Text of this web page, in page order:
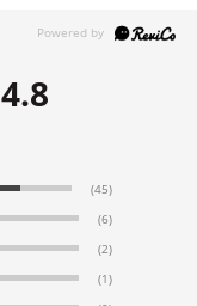
4.8
(45)
(6)
(2)
(1)